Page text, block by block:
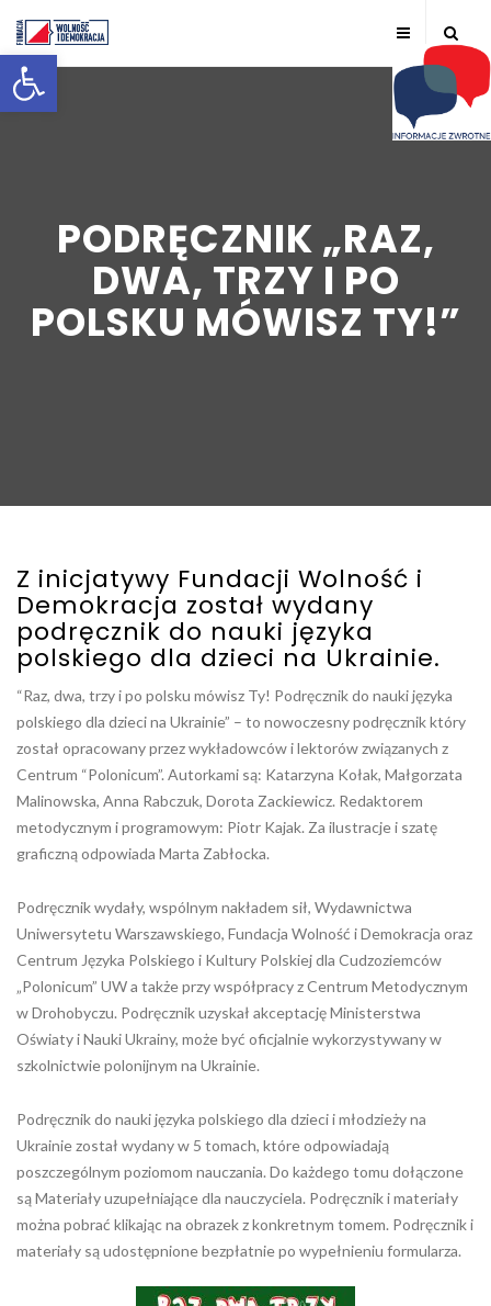
Otwórz pasek narzędzi
PODRĘCZNIK „RAZ,
DWA, TRZY I PO
POLSKU MÓWISZ TY!”
Z inicjatywy Fundacji Wolność i
Demokracja został wydany
podręcznik do nauki języka
polskiego dla dzieci na Ukrainie.
“Raz, dwa, trzy i po polsku mówisz Ty! Podręcznik do nauki języka
polskiego dla dzieci na Ukrainie” – to nowoczesny podręcznik który
został opracowany przez wykładowców i lektorów związanych z
Centrum “Polonicum”. Autorkami są: Katarzyna Kołak, Małgorzata
Malinowska, Anna Rabczuk, Dorota Zackiewicz. Redaktorem
metodycznym i programowym: Piotr Kajak. Za ilustracje i szatę
graficzną odpowiada Marta Zabłocka.
Podręcznik wydały, wspólnym nakładem sił, Wydawnictwa
Uniwersytetu Warszawskiego, Fundacja Wolność i Demokracja oraz
Centrum Języka Polskiego i Kultury Polskiej dla Cudzoziemców
„Polonicum” UW a także przy współpracy z Centrum Metodycznym
w Drohobyczu. Podręcznik uzyskał akceptację Ministerstwa
Oświaty i Nauki Ukrainy, może być oficjalnie wykorzystywany w
szkolnictwie polonijnym na Ukrainie.
Podręcznik do nauki języka polskiego dla dzieci i młodzieży na
Ukrainie został wydany w 5 tomach, które odpowiadają
poszczególnym poziomom nauczania. Do każdego tomu dołączone
są Materiały uzupełniające dla nauczyciela. Podręcznik i materiały
można pobrać klikając na obrazek z konkretnym tomem. Podręcznik i
materiały są udostępnione bezpłatnie po wypełnieniu formularza.